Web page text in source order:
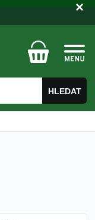
HLEDAT